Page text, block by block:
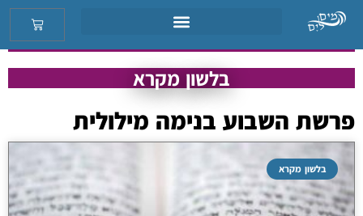
בלשון מקרא
פרשת השבוע בנימה מילולית
בלשון מקרא